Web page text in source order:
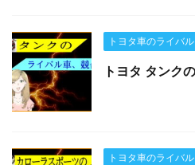
トヨタ車のライバル
トヨタ タンク
トヨタ車のライバル